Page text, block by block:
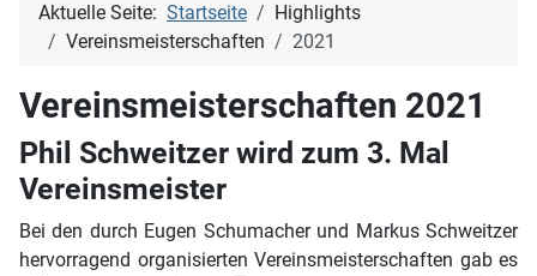
Aktuelle Seite: Startseite
Highlights
Vereinsmeisterschaften
2021
Vereinsmeisterschaften 2021
Phil Schweitzer wird zum 3. Mal
Vereinsmeister
Bei den durch Eugen Schumacher und Markus Schweitzer
hervorragend organisierten Vereinsmeisterschaften gab es